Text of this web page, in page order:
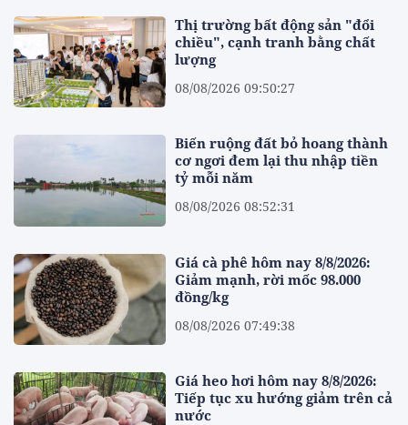
Thị trường bất động sản "đổi
chiều", cạnh tranh bằng chất
lượng
08/08/2026 09:50:27
Biến ruộng đất bỏ hoang thành
cơ ngơi đem lại thu nhập tiền
tỷ mỗi năm
08/08/2026 08:52:31
Giá cà phê hôm nay 8/8/2026:
Giảm mạnh, rời mốc 98.000
đồng/kg
08/08/2026 07:49:38
Giá heo hơi hôm nay 8/8/2026:
Tiếp tục xu hướng giảm trên cả
nước